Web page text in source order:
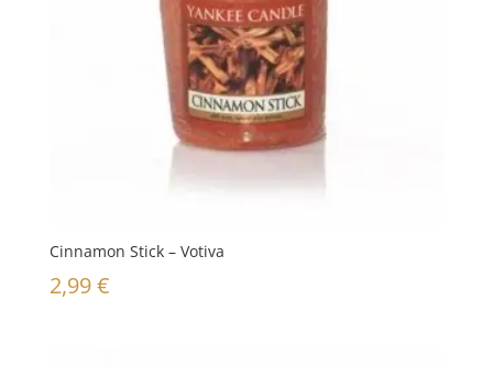
Cinnamon Stick – Votiva
2,99€